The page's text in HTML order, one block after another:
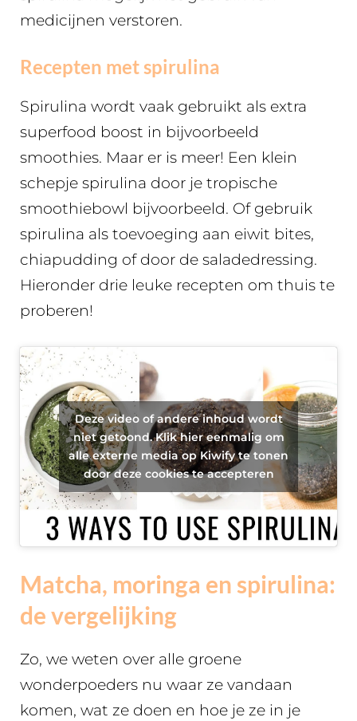
medicijnen verstoren.
Recepten met spirulina
Spirulina wordt vaak gebruikt als extra
superfood boost in bijvoorbeeld
smoothies. Maar er is meer! Een klein
schepje spirulina door je tropische
smoothiebowl bijvoorbeeld. Of gebruik
spirulina als toevoeging aan eiwit bites,
chiapudding of door de saladedressing.
Hieronder drie leuke recepten om thuis te
proberen!
Deze video of andere inhoud wordt
niet getoond. Klik hier eenmalig om
alle externe media op Kiwify te tonen
door deze cookies te accepteren
Matcha, moringa en spirulina:
de vergelijking
Zo, we weten over alle groene
wonderpoeders nu waar ze vandaan
komen, wat ze doen en hoe je ze in je